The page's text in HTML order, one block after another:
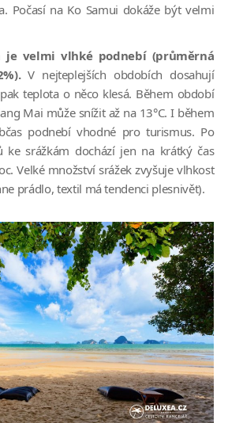
Počasí na Ko Samui dokáže být velmi
je velmi vlhké podnebí (průměrná
V nejteplejších obdobích dosahují
teplota o něco klesá. Během období
Mai může snížit až na 13°C. I během
podnebí vhodné pro turismus. Po
ke srážkám dochází jen na krátký čas
Velké množství srážek zvyšuje vlhkost
prádlo, textil má tendenci plesnivět).